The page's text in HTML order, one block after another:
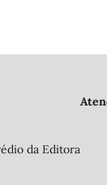
da Editora